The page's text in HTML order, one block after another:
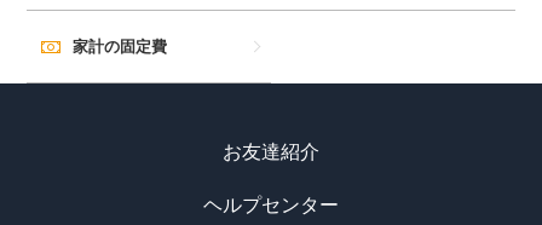
家計の固定費
お友達紹介
ヘルプセンター